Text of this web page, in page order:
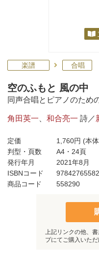
楽譜 合唱
空のふもと 風の中
同声合唱とピアノのため
角田英一 和合亮一 詩／
定価 1,760円 (本
判型・頁数
A4・24頁
発行年月
2021年8月
ISBNコード
商品コード
558290
上記リンクの他、
プにてご購入いただ